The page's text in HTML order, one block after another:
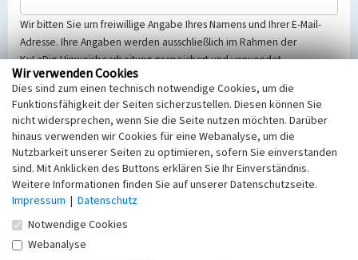
Wir bitten Sie um freiwillige Angabe Ihres Namens und Ihrer E-Mail-
Adresse. Ihre Angaben werden ausschließlich im Rahmen der
KuLaDig-Hinweisbearbeitung gespeichert und verwendet.
Selbstverständlich werden diese entsprechend der Vorschriften des
Telemediengesetzes, des Datenschutzgesetzes NRW und der seit
dem 25.05.2018 gültigen Europäischen Datenschutzgrundverordnung
(EU-DSGVO) vertraulich behandelt, beachten Sie bitte unsere
Hinweise zumDatenschutz
Nachricht
Wir verwenden Cookies
Dies sind zum einen technisch notwendige Cookies, um die
Funktionsfähigkeit der Seiten sicherzustellen. Diesen können Sie
nicht widersprechen, wenn Sie die Seite nutzen möchten. Darüber
hinaus verwenden wir Cookies für eine Webanalyse, um die
Nutzbarkeit unserer Seiten zu optimieren, sofern Sie einverstanden
sind. Mit Anklicken des Buttons erklären Sie Ihr Einverständnis.
Weitere Informationen finden Sie auf unserer Datenschutzseite.
Impressum | Datenschutz
Notwendige Cookies
Webanalyse